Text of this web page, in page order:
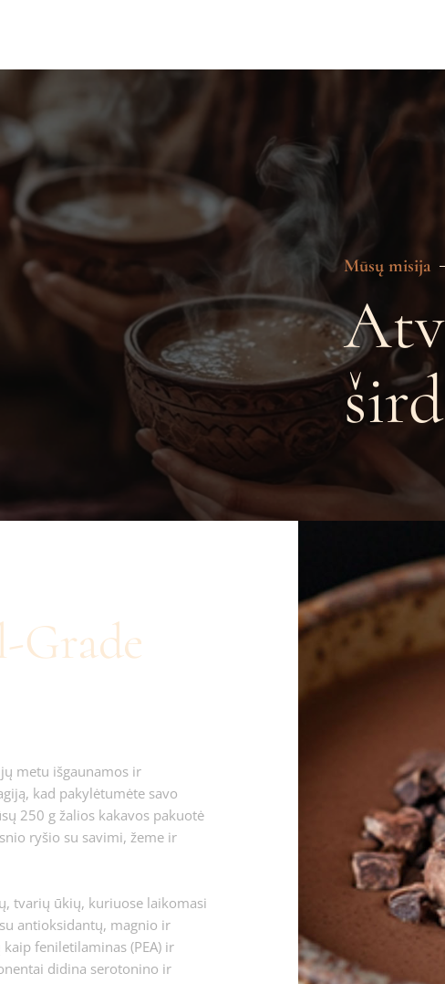
Mūsų misija
Grade
metu išgaunamos ir
kad pakylėtumėte savo
250 g žalios kakavos pakuotė
ryšio su savimi, žeme ir
tvarių ūkių, kuriuose laikomasi
antioksidantų, magnio ir
feniletilaminas (PEA) ir
didina serotonino ir